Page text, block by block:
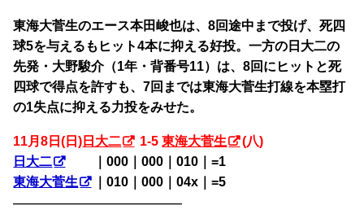
東海大菅生のエース本田峻也は、8回途中まで投げ、死四
球5を与えるもヒット4本に抑える好投。一方の日大二の
先発・大野駿介（1年・背番号11）は、8回にヒットと死
四球で得点を許すも、7回までは東海大菅生打線を本塁打
の1失点に抑える力投をみせた。
11月8日(日) 日大二 1-5東海大菅生
(八)
日大二
｜000｜000｜010｜=1
東海大菅生
｜010｜000｜04x｜=5
————————————————